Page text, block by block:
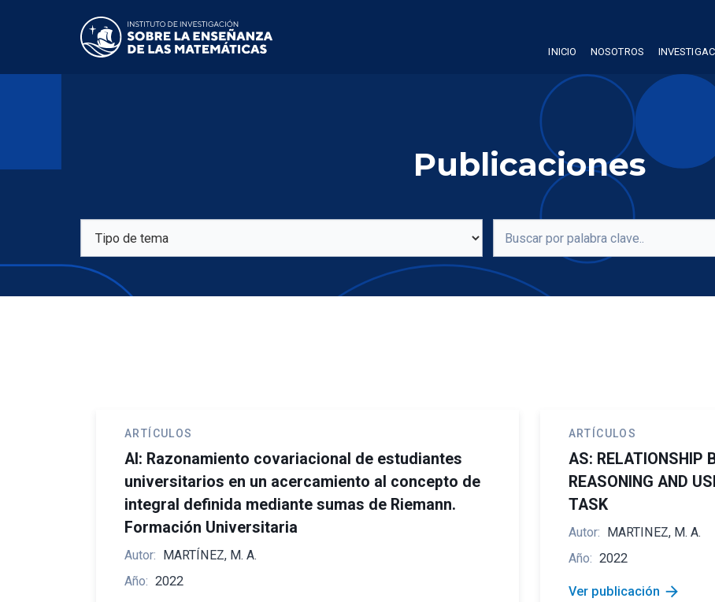
INICIO NOSOTROS
Publicaciones
ARTÍCULOS
AI: Razonamiento covariacional de estudiantes
universitarios en un acercamiento al concepto de
integral definida mediante sumas de Riemann.
Formación Universitaria
Autor: MARTÍNEZ, M. A.
Año: 2022
ARTÍCULOS
AS: RELATIONSHIP
REASONING AND
TASK
Autor: MARTINEZ, M. A.
Año: 2022
Ver publicación arrow_forward